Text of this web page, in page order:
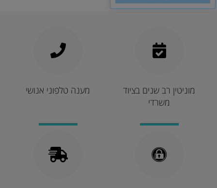
מענה טלפוני אנושי
מוניטין רב שנים בציוד
משרדי